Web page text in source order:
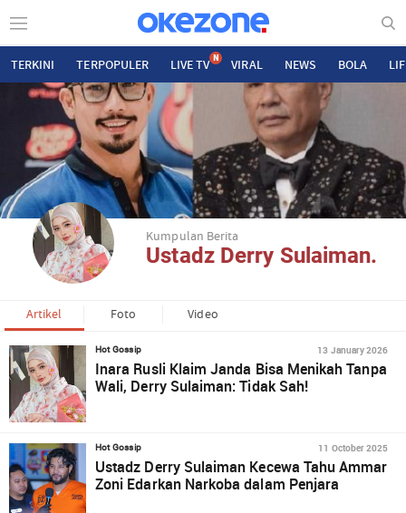
TERKINI TERPOPULER LIVE TV N VIRAL NEWS BOLA
Kumpulan Berita
Ustadz Derry Sulaiman.
Artikel Foto Video
Hot Gossip 13 January 2026
Inara Rusli Klaim Janda Bisa Menikah Tanpa
Wali, Derry Sulaiman: Tidak Sah!
Hot Gossip 11 October 2025
Ustadz Derry Sulaiman Kecewa Tahu Ammar
Zoni Edarkan Narkoba dalam Penjara